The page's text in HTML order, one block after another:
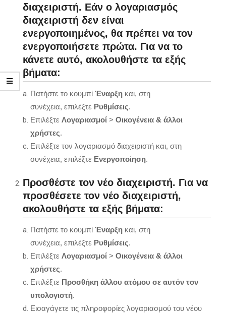
διαχειριστή. Εάν ο λογαριασμός
διαχειριστή δεν είναι
ενεργοποιημένος, θα πρέπει να τον
ενεργοποιήσετε πρώτα. Για να το
κάνετε αυτό, ακολουθήστε τα εξής
βήματα:
Πατήστε το κουμπί Έναρξη και, στη
συνέχεια, επιλέξτε Ρυθμίσεις.
Επιλέξτε Λογαριασμοί > Οικογένεια & άλλοι
χρήστες.
Επιλέξτε τον λογαριασμό διαχειριστή και, στη
συνέχεια, επιλέξτε Ενεργοποίηση.
Προσθέστε τον νέο διαχειριστή. Για να
προσθέσετε τον νέο διαχειριστή,
ακολουθήστε τα εξής βήματα:
Πατήστε το κουμπί Έναρξη και, στη
συνέχεια, επιλέξτε Ρυθμίσεις.
Επιλέξτε Λογαριασμοί > Οικογένεια & άλλοι
χρήστες.
Επιλέξτε Προσθήκη άλλου ατόμου σε αυτόν τον
υπολογιστή.
Εισαγάγετε τις πληροφορίες λογαριασμού του νέου